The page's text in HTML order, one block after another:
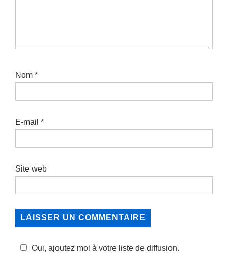
Nom *
E-mail *
Site web
Oui, ajoutez moi à votre liste de diffusion.